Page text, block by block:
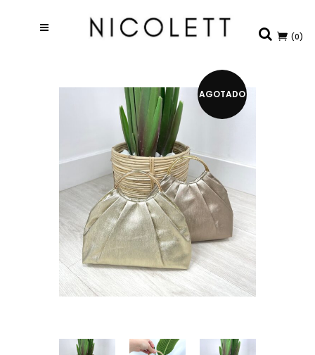
(0)
AGOTADO